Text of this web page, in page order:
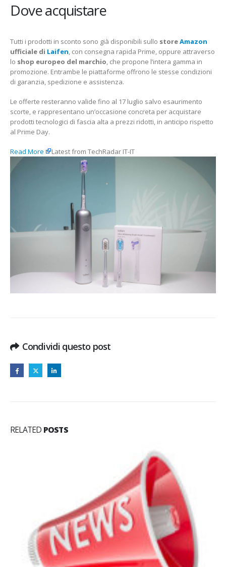
Dove acquistare
Tutti i prodotti in sconto sono già disponibili sullo storeAmazon
ufficiale di Laifen, con consegna rapida Prime, oppure attraverso
lo shop europeo del marchio, che propone l’intera gamma in
promozione. Entrambe le piattaforme offrono le stesse condizioni
di garanzia, spedizione e assistenza.
Le offerte resteranno valide fino al 17 luglio salvo esaurimento
scorte, e rappresentano un’occasione concreta per acquistare
prodotti tecnologici di fascia alta a prezzi ridotti, in anticipo rispetto
al Prime Day.
Read More Latest from TechRadar IT-IT
Condividi questo post
RELATED POSTS